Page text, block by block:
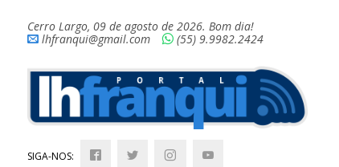
Cerro Largo, 09 de agosto de 2026. Bom dia!
lhfranqui@gmail.com
(55) 9.9982.2424
SIGA-NOS: